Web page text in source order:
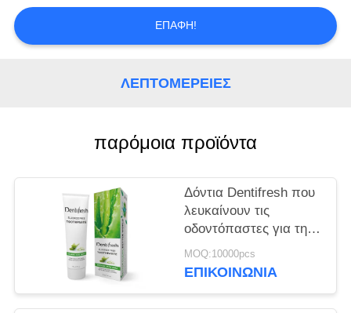
ΧΆΡΤΗΣ
ΜΥΣΤΙΚΌΤΗΤΑΣ
ΕΠΑΦΉ!
ΛΕΠΤΟΜΈΡΕΙΕΣ
παρόμοια προϊόντα
Δόντια Dentifresh που
λευκαίνουν τις
οδοντόπαστες για την
επαγγελματική
στοματική φροντίδα μη
MOQ:10000pcs
ΕΠΙΚΟΙΝΩΝΊΑ